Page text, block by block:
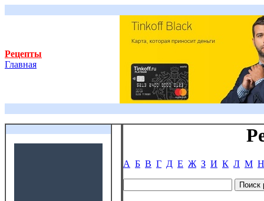
Рецепты
Главная
А Б В Г Д Е Ж З И К Л М Н